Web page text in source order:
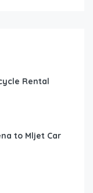
Rental
to Mljet Car